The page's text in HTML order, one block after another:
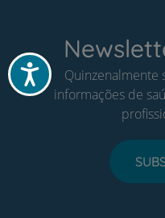
AcessibilidadeQuinzenalmente
informações de